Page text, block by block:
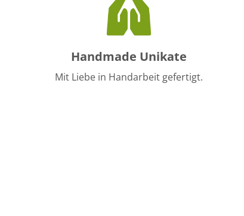
Handmade Unikate
Mit Liebe in Handarbeit gefertigt.